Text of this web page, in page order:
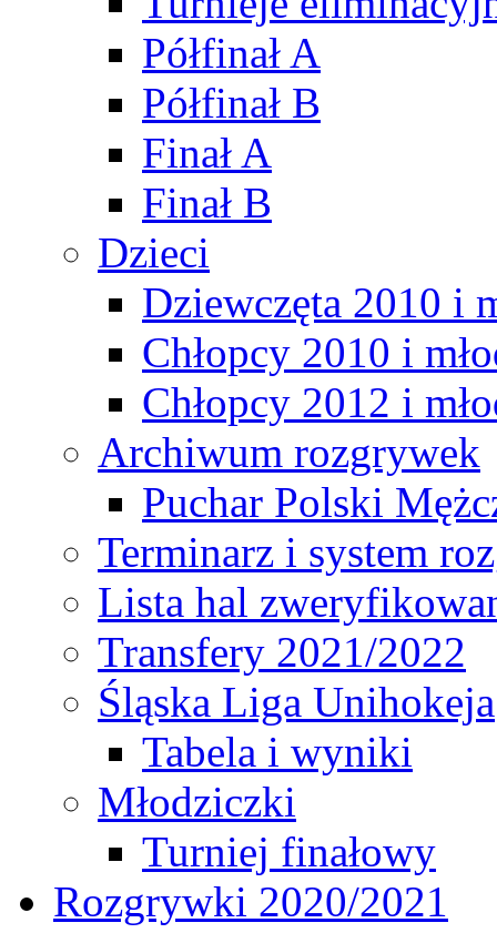
Półfinał A
Półfinał B
Finał A
Finał B
Dzieci
Dziewczęta 2010 i
Chłopcy 2010 i
Chłopcy 2012 i
Archiwum rozgrywek
Puchar Polski
Terminarz i system
Lista hal
Transfery 2021/2022
Śląska Liga Unihokeja
Tabela i wyniki
Młodziczki
Turniej finałowy
Rozgrywki 2020/2021